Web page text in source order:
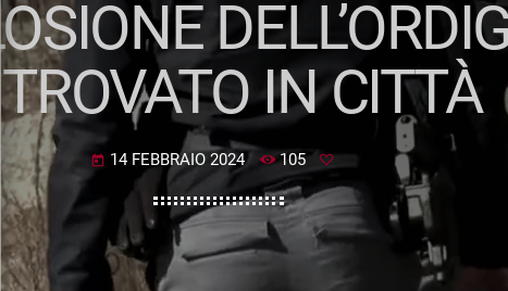
IN CITTÀ
today 14 FEBBRAIO 2024 105